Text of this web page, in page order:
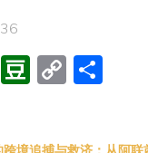
E
D C